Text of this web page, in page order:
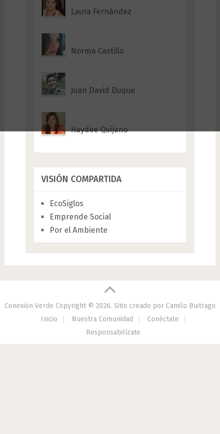
Laura Fernández
Norma Castillo
Juan David Duque
Haydee Quijano
VISIÓN COMPARTIDA
EcoSiglos
Emprende Social
Por el Ambiente
Conexión Verde Copyright © 2026. Sitio creado por Camilo Buitrago
Inicio
Nuestra Comunidad
Conéctate
Responsabilízate